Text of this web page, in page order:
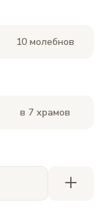
10 молебнов
в 7 храмов
+